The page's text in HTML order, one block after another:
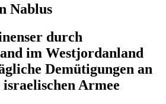
Nablus
durch
im Westjordanland
Demütigungen an
Armee